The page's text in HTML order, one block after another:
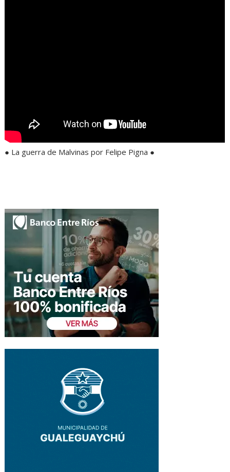
● La guerra de Malvinas por Felipe Pigna ●